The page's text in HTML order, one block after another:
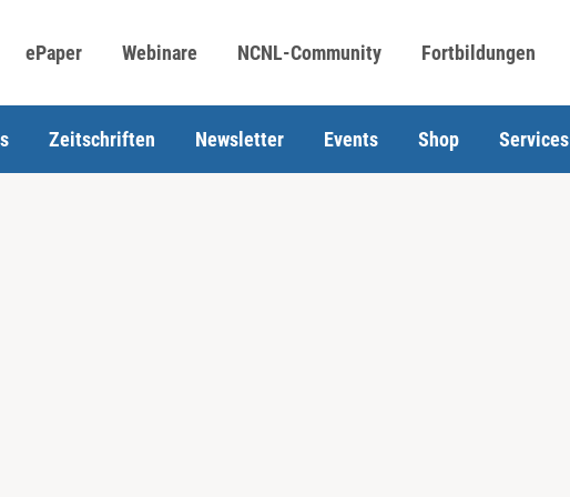
ePaper Webinare NCNL-Community Fortbildungen
Zeitschriften Newsletter Events Shop Services